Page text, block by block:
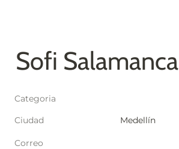
Sofi Salamanca
Categoria
Ciudad
Medellín
Correo